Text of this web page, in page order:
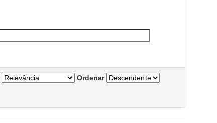
Ordenar